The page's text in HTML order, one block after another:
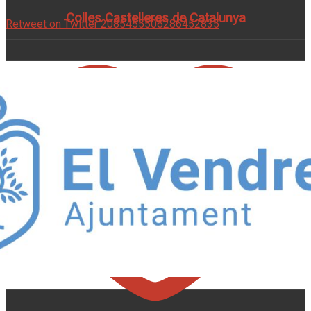
Retweet on Twitter 2085455506286452835
Colles Castelleres de Catalunya